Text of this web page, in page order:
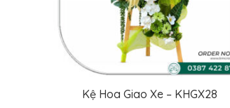
ĐỌC TIẾP
Kệ Hoa Giao Xe – KHGX28